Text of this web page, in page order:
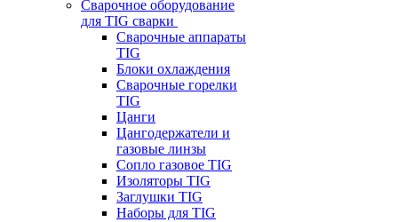
Сварочное оборудование
для TIG сварки
Сварочные аппараты
TIG
Блоки охлаждения
Сварочные горелки
TIG
Цанги
Цангодержатели и
газовые линзы
Сопло газовое TIG
Изоляторы TIG
Заглушки TIG
Наборы для TIG